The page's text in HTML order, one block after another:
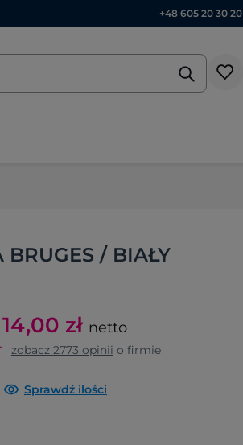
+48 605 20 30 20
BRUGES / BIAŁY
14,00 zł netto
zobacz 2773 opinii o firmie
Sprawdź ilości